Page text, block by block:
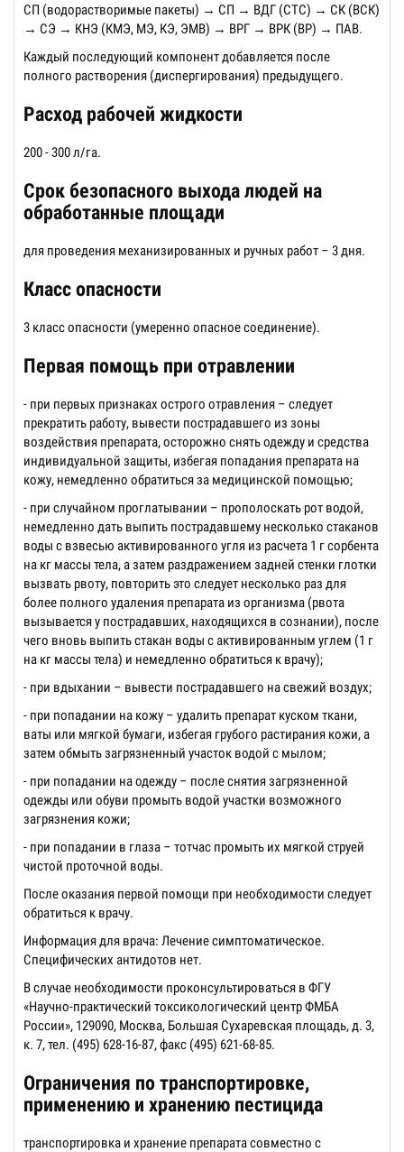
СП (водорастворимые пакеты) → СП → ВДГ (СТС) → СК (ВСК)
→ СЭ → КНЭ (КМЭ, МЭ, КЭ, ЭМВ) → ВРГ → ВРК (ВР) → ПАВ.
Каждый последующий компонент добавляется после
полного растворения (диспергирования) предыдущего.
Расход рабочей жидкости
200 - 300 л/га.
Срок безопасного выхода людей на
обработанные площади
для проведения механизированных и ручных работ – 3 дня.
Класс опасности
3 класс опасности (умеренно опасное соединение).
Первая помощь при отравлении
- при первых признаках острого отравления – следует
прекратить работу, вывести пострадавшего из зоны
воздействия препарата, осторожно снять одежду и средства
индивидуальной защиты, избегая попадания препарата на
кожу, немедленно обратиться за медицинской помощью;
- при случайном проглатывании – прополоскать рот водой,
немедленно дать выпить пострадавшему несколько стаканов
воды с взвесью активированного угля из расчета 1 г сорбента
на кг массы тела, а затем раздражением задней стенки глотки
вызвать рвоту, повторить это следует несколько раз для
более полного удаления препарата из организма (рвота
вызывается у пострадавших, находящихся в сознании), после
чего вновь выпить стакан воды с активированным углем (1 г
на кг массы тела) и немедленно обратиться к врачу);
- при вдыхании – вывести пострадавшего на свежий воздух;
- при попадании на кожу – удалить препарат куском ткани,
ваты или мягкой бумаги, избегая грубого растирания кожи, а
затем обмыть загрязненный участок водой с мылом;
- при попадании на одежду – после снятия загрязненной
одежды или обуви промыть водой участки возможного
загрязнения кожи;
- при попадании в глаза – тотчас промыть их мягкой струей
чистой проточной воды.
После оказания первой помощи при необходимости следует
обратиться к врачу.
Информация для врача: Лечение симптоматическое.
Специфических антидотов нет.
В случае необходимости проконсультироваться в ФГУ
«Научно-практический токсикологический центр ФМБА
России», 129090, Москва, Большая Сухаревская площадь, д. 3,
к. 7, тел. (495) 628-16-87, факс (495) 621-68-85.
Ограничения по транспортировке,
применению и хранению пестицида
транспортировка и хранение препарата совместно с